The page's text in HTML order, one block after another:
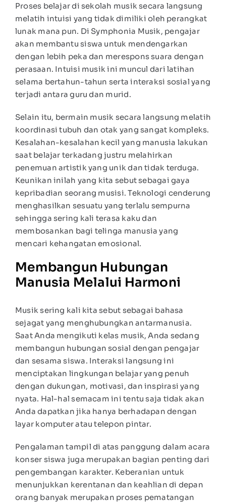
Proses belajar di sekolah musik secara langsung
melatih intuisi yang tidak dimiliki oleh perangkat
lunak mana pun. Di Symphonia Musik, pengajar
akan membantu siswa untuk mendengarkan
dengan lebih peka dan merespons suara dengan
perasaan. Intuisi musik ini muncul dari latihan
selama bertahun-tahun serta interaksi sosial yang
terjadi antara guru dan murid.
Selain itu, bermain musik secara langsung melatih
koordinasi tubuh dan otak yang sangat kompleks.
Kesalahan-kesalahan kecil yang manusia lakukan
saat belajar terkadang justru melahirkan
penemuan artistik yang unik dan tidak terduga.
Keunikan inilah yang kita sebut sebagai gaya
kepribadian seorang musisi. Teknologi cenderung
menghasilkan sesuatu yang terlalu sempurna
sehingga sering kali terasa kaku dan
membosankan bagi telinga manusia yang
mencari kehangatan emosional.
Membangun Hubungan
Manusia Melalui Harmoni
Musik sering kali kita sebut sebagai bahasa
sejagat yang menghubungkan antarmanusia.
Saat Anda mengikuti kelas musik, Anda sedang
membangun hubungan sosial dengan pengajar
dan sesama siswa. Interaksi langsung ini
menciptakan lingkungan belajar yang penuh
dengan dukungan, motivasi, dan inspirasi yang
nyata. Hal-hal semacam ini tentu saja tidak akan
Anda dapatkan jika hanya berhadapan dengan
layar komputer atau telepon pintar.
Pengalaman tampil di atas panggung dalam acara
konser siswa juga merupakan bagian penting dari
pengembangan karakter. Keberanian untuk
menunjukkan kerentanan dan keahlian di depan
orang banyak merupakan proses pematangan